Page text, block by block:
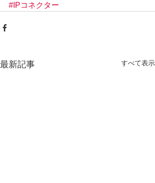
#IPコネクター
最新記事 すべて表示